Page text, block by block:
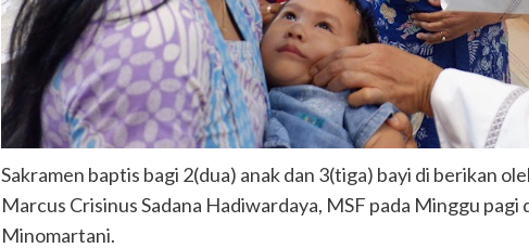
Sakramen baptis bagi 2(dua) anak dan 3(tiga) bayi di berikan
Marcus Crisinus Sadana Hadiwardaya, MSF pada Minggu pagi
Minomartani.